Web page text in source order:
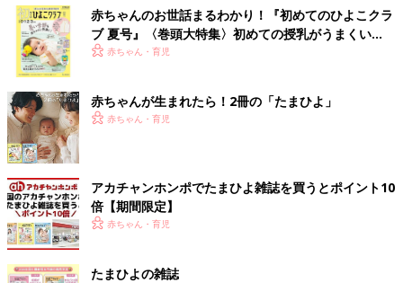
赤ちゃんのお世話まるわかり！『初めてのひよこクラ
ブ 夏号』〈巻頭大特集〉初めての授乳がうまくい
く！ おっぱい・ミルクの基本と夏のトラブル 解決テ
赤ちゃん・育児
赤ちゃんが生まれたら！2冊の「たまひよ」
赤ちゃん・育児
アカチャンホンポでたまひよ雑誌を買うとポイント10
倍【期間限定】
赤ちゃん・育児
たまひよの雑誌